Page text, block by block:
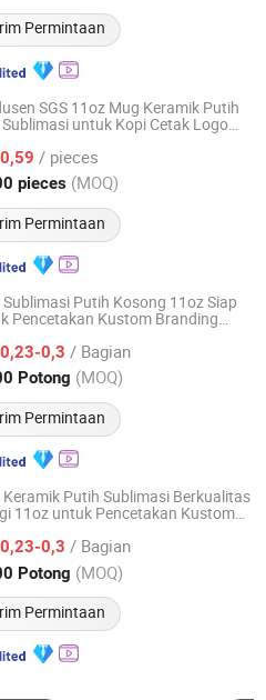
Permintaan
SGS 11oz Mug Keramik Putih
untuk Kopi Cetak Logo
Besar Natal Tahun Baru Mug
Kopi
/ pieces
pieces (MOQ)
Permintaan
Co., Ltd.
Harga mulai 2025
Sublimasi Putih Kosong 11oz Siap
Pencetakan Kustom Branding
Mug Sublimasi
0,3 / Bagian
Potong (MOQ)
Permintaan
Co., Ltd.
Harga mulai 2025
Keramik Putih Sublimasi Berkualitas
11oz untuk Pencetakan Kustom
Mug 0,3 / Bagian
Potong (MOQ)
Permintaan
Co., Ltd.
Harga mulai 2025